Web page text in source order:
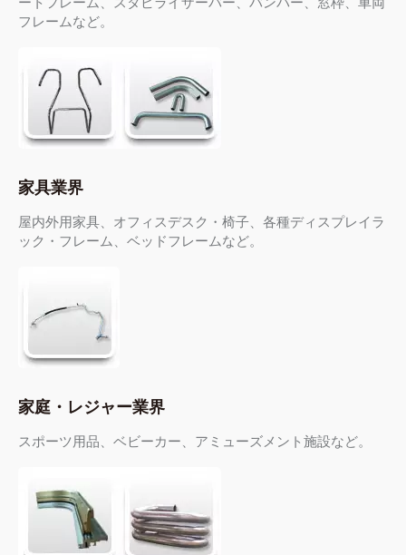
フレームなど。
家具業界
屋内外用家具、オフィスデスク・椅子、各種ディスプレイラ
ック・フレーム、ベッドフレームなど。
家庭・レジャー業界
スポーツ用品、ベビーカー、アミューズメント施設など。